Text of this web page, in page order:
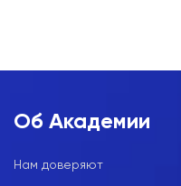
Об Академии
Нам доверяют